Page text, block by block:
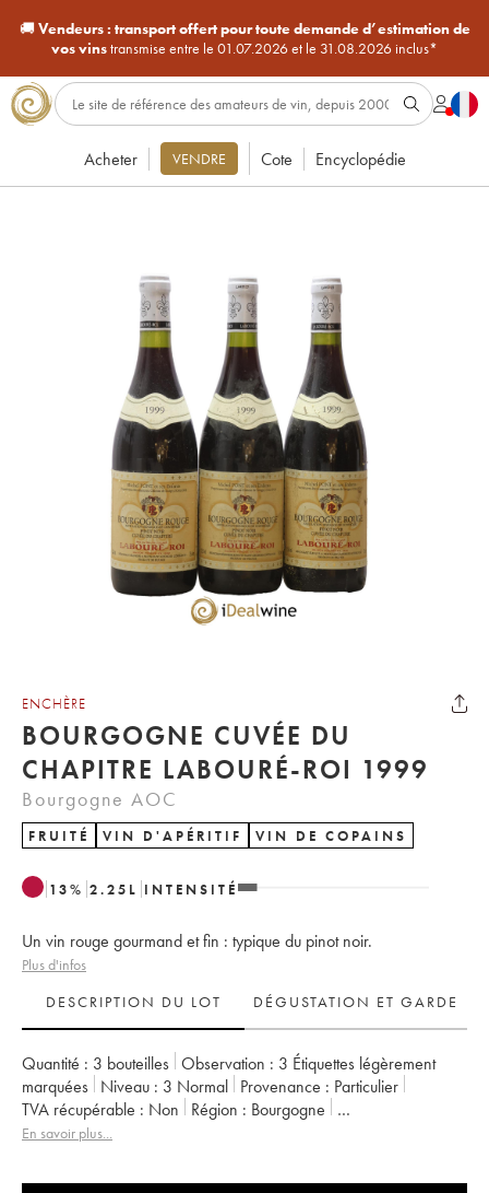
🚚Vendeurs : transport offert pour toute demande d’estimation de
vos vinstransmise entre le 01.07.2026 et le 31.08.2026 inclus*
Acheter VENDRE Cote Encyclopédie
ENCHÈRE
BOURGOGNE CUVÉE DU
CHAPITRE LABOURÉ-ROI 1999
Bourgogne AOC
FRUITÉ VIN D'APÉRITIF VIN DE COPAINS
13% 2.25 L INTENSITÉ
Un vin rouge gourmand et fin : typique du pinot noir.
Plus d'infos
DESCRIPTION DU LOT
DÉGUSTATION ET GARDE
Quantité : 3 bouteilles Observation : 3 Étiquettes légèrement
marquées
Niveau : 3 Normal Provenance : particulier
TVA récupérable :
non Région :
Bourgogne
Appellation :
En savoir plus...